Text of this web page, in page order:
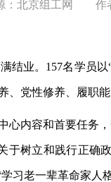
：北京组工网 作
结业。157名学员
党性修养、履职能
心内容和首要任务
于树立和践行正
习老一辈革命家